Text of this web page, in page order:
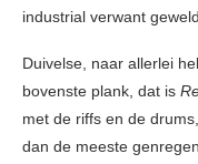
industrial verwant
Duivelse, naar allerlei
bovenste plank, dat is
met de riffs en de
dan de meeste